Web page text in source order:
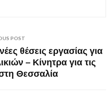
POST
θέσεις εργασίας για
– Κίνητρα για τις
Θεσσαλία